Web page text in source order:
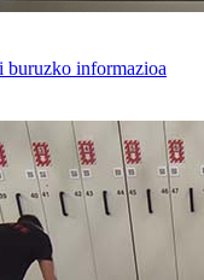
buruzko informazioa